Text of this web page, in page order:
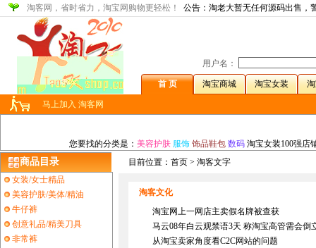
淘客网，省时省力，淘宝网购物更轻松！ 公告：淘老大暂无任何源码出售，
用户名：
首 页 淘宝商城 淘宝女装
马上加入 淘客网
您要找的分类是： 美容护肤 服饰 饰品鞋包 数码 淘宝女装100强店
商品目录
女装/女士精品
美容护肤/美体/精油
牛仔裤
创意礼品/精美刀具
非常裤
目前位置： 首页 > 淘客文字
淘客文化
淘宝网上一网店主卖假名牌被查获
马云08年白云观禁语3天 称淘宝高管需会倒
从淘宝卖家角度看C2C网站的问题